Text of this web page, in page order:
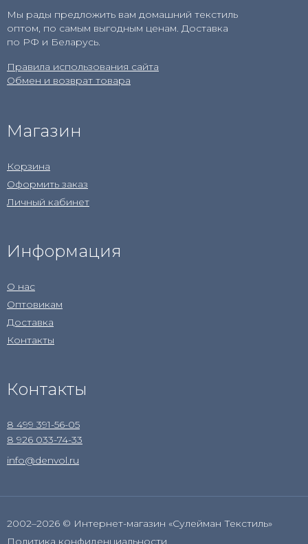
Мы рады предложить вам домашний текстиль
оптом, по самым выгодным ценам. Доставка
по РФ и Беларусь.
Правила использования сайта
Обмен и возврат товара
Магазин
Корзина
Оформить заказ
Личный кабинет
Информация
О нас
Оптовикам
Доставка
Контакты
Контакты
8 499 391-56-05
8 926 033-74-33
info@denvol.ru
2002–2026 © Интернет-магазин «Сулейман Текстиль»
Политика конфиденциальности